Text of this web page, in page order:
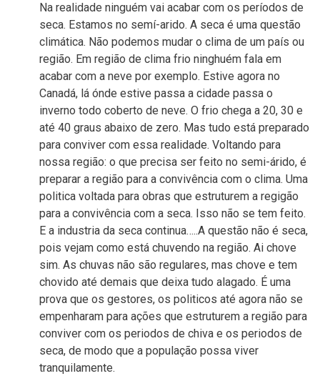
Na realidade ninguém vai acabar com os períodos de
seca. Estamos no semí-arido. A seca é uma questão
climática. Não podemos mudar o clima de um país ou
região. Em região de clima frio ninghuém fala em
acabar com a neve por exemplo. Estive agora no
Canadá, lá ónde estive passa a cidade passa o
inverno todo coberto de neve. O frio chega a 20, 30 e
até 40 graus abaixo de zero. Mas tudo está preparado
para conviver com essa realidade. Voltando para
nossa região: o que precisa ser feito no semi-árido, é
preparar a região para a convivência com o clima. Uma
politica voltada para obras que estruturem a regigão
para a convivência com a seca. Isso não se tem feito.
E a industria da seca continua…..A questão não é seca,
pois vejam como está chuvendo na região. Ai chove
sim. As chuvas não são regulares, mas chove e tem
chovido até demais que deixa tudo alagado. É uma
prova que os gestores, os politicos até agora não se
empenharam para ações que estruturem a região para
conviver com os periodos de chiva e os periodos de
seca, de modo que a população possa viver
tranquilamente.